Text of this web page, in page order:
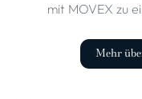
mit MOVEX zu
Mehr